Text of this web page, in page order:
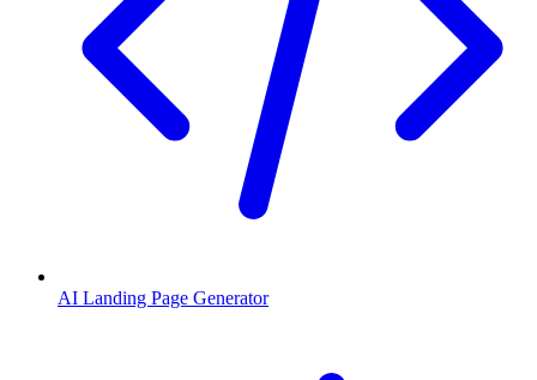
AI Landing Page Generator